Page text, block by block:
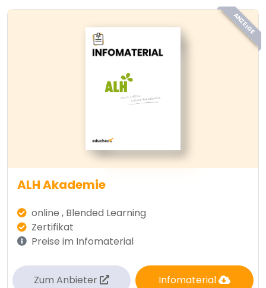
ANZEIGE
ALH Akademie
online , Blended Learning
Zertifikat
Preise im Infomaterial
Zum Anbieter Infomaterial